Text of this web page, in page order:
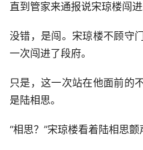
直到管家来通报说宋琼楼闯进
没错，是闯。宋琼楼不顾守
一次闯进了段府。
只是，这一次站在他面前的
是陆相思。
“相思？”宋琼楼看着陆相思颤